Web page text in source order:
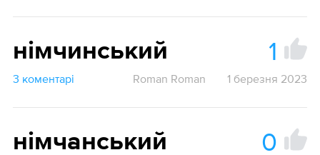
німчинський 1
3 коментарі Roman Roman 1 березня 2023
німчанський 0